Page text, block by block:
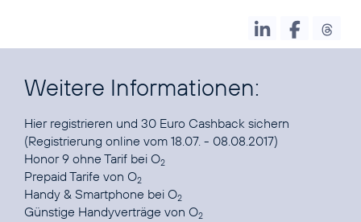
Weitere Informationen:
Hier registrieren und 30 Euro Cashback sichern
Honor 9 ohne Tarif bei O2
Prepaid Tarife von O2
Handy & Smartphone bei O2
Günstige Handyverträge von O2